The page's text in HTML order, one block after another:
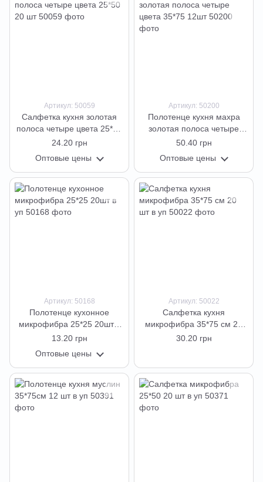
Артикул: 50059
Салфетка кухня золотая
полоса четыре цвета 25*50
20 шт
24.20 грн
Оптовые цены
Артикул: 50200
Полотенце кухня махра
золотая полоса четыре
цвета 35*75 12шт
50.40 грн
Оптовые цены
Артикул: 50168
Полотенце кухонное
микрофибра 25*25 20шт в
уп
13.20 грн
Оптовые цены
Артикул: 50022
Салфетка кухня
микрофибра 35*75 см 20
шт в уп
30.20 грн